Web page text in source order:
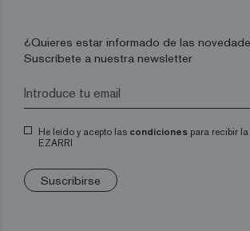
¿Quieres estar informado de las
Suscríbete a nuestra newsletter
He leído y acepto las condiciones para recibir
EZARRI
Suscribirse